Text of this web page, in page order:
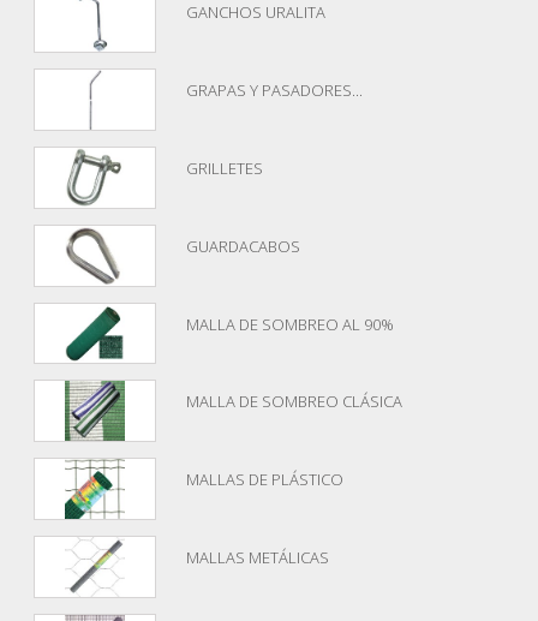
GANCHOS URALITA
GRAPAS Y PASADORES...
GRILLETES
GUARDACABOS
MALLA DE SOMBREO AL 90%
MALLA DE SOMBREO CLÁSICA
MALLAS DE PLÁSTICO
MALLAS METÁLICAS